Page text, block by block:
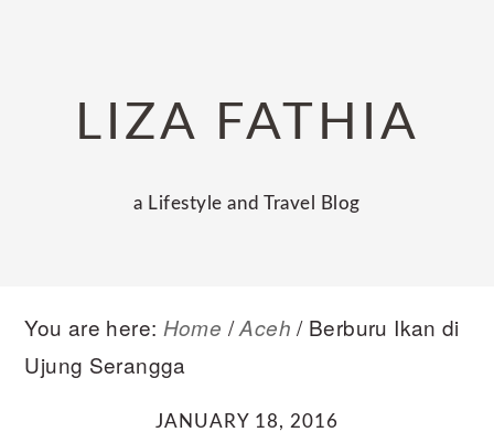
navigationLIZA FATHIA
a Lifestyle and Travel Blog
You are here: Home / Aceh /Berburu Ikan di
Ujung Serangga
JANUARY 18, 2016